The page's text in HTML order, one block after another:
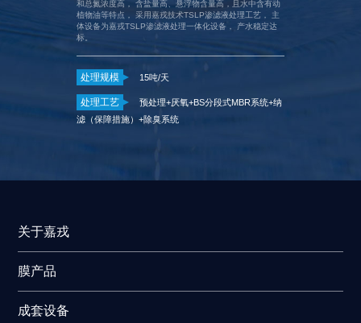
和总氮浓度高， 含盐量高、悬浮物含量高，且水中含有动
植物油等特点， 采用嘉戎技术TSLP渗滤液处理工艺， 主
体设备为嘉戎TSLP渗滤液处理一体化设备， 产水稳定达
标。
处理规模 15吨/天
处理工艺
预处理+厌氧+BS分段式MBR系统+纳
滤（保障措施）+除臭系统
关于嘉戎
膜产品
成套设备